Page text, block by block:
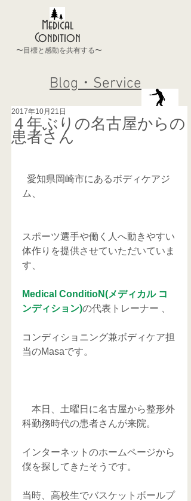
Medical
Condition
〜目標と感動を共有する〜
Blog・Service
４年ぶりの名古屋からの
患者さん
2017年10月21日
ム、
スポーツ選手や働く人へ動きやすい
体作りを提供させていただいていま
す、
Medical ConditioN(メディカル コ
ンディション)の代表トレーナー 、
コンディショニング兼ボディケア担
当のMasaです。
本日、土曜日に名古屋から整形外
科勤務時代の患者さんが来院。
インターネットのホームページから
僕を探してきたそうです。
当時、高校生でバスケットボールプ